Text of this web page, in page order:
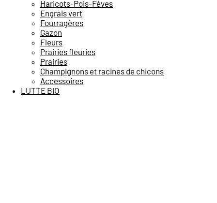
Haricots-Pois-Fèves
Engrais vert
Fourragères
Gazon
Fleurs
Prairies fleuries
Prairies
Champignons et racines de chicons
Accessoires
LUTTE BIO